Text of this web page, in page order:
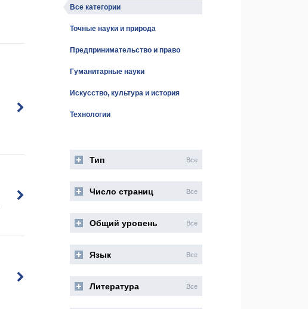
Все категории
Точные науки и природа
Предпринимательство и право
Гуманитарные науки
Искусство, культура и история
Технологии
Тип Все
Число страниц Все
Общий уровень Все
Язык Все
Литература Все